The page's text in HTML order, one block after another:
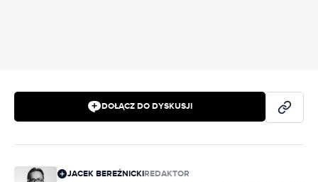
DOŁĄCZ DO DYSKUSJI
JACEK BEREŹNICKIREDAKTOR